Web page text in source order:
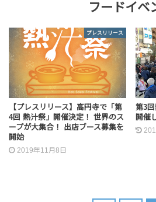
フードイベ
プレスリリース
【プレスリリース】高円寺で「第
4回 熱汁祭」開催決定！ 世界のス
ープが大集合！ 出店ブース募集を
開始
2019年11月8日
第3
開催